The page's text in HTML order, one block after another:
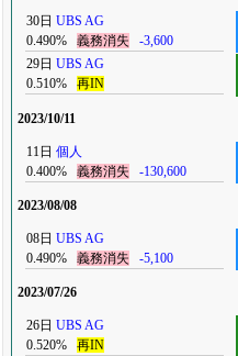
30日 UBS AG
0.490%
義務消失 -3,600
29日 UBS AG
0.510%
再IN
2023/10/11
11日 個人
0.400%
義務消失 -130,600
2023/08/08
08日 UBS AG
0.490%
義務消失 -5,100
2023/07/26
26日 UBS AG
0.520%
再IN